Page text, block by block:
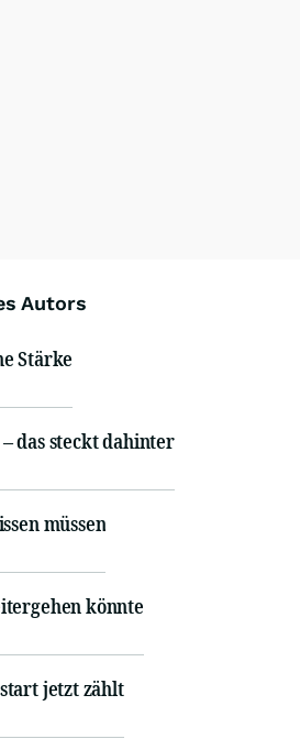
Autors
Stärke
das steckt dahinter
müssen
könnte
jetzt zählt